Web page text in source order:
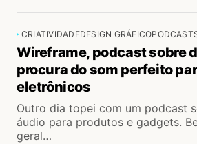
CRIATIVIDADEDESIGN GRÁFICO
Wireframe, podcast sobre
procura do som perfeito
eletrônicos
Outro dia topei com um podcast
áudio para produtos e gadgets.
geral…